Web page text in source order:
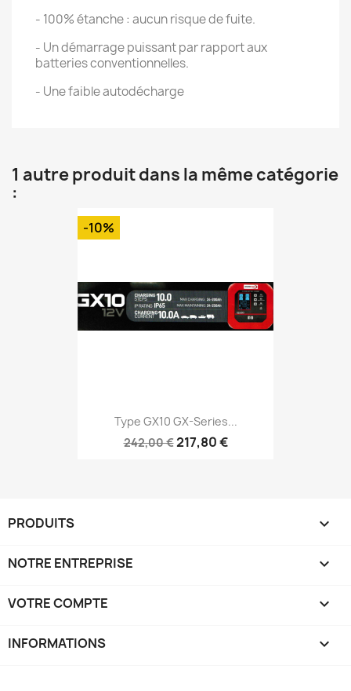
- 100% étanche : aucun risque de fuite.
- Un démarrage puissant par rapport aux
batteries conventionnelles.
- Une faible autodécharge
1 autre produit dans la même catégorie
:
Type GX10 GX-Series...
242,00 €217,80 €
-10%
PRODUITS 
NOTRE ENTREPRISE 
VOTRE COMPTE 
INFORMATIONS keyboard_arrow_down